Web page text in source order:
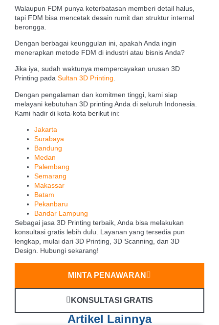
Walaupun FDM punya keterbatasan memberi detail halus,
tapi FDM bisa mencetak desain rumit dan struktur internal
berongga.
Dengan berbagai keunggulan ini, apakah Anda ingin
menerapkan metode FDM di industri atau bisnis Anda?
Jika iya, sudah waktunya mempercayakan urusan 3D
Printing pada Sultan 3D Printing.
Dengan pengalaman dan komitmen tinggi, kami siap
melayani kebutuhan 3D printing Anda di seluruh Indonesia.
Kami hadir di kota-kota berikut ini:
Jakarta
Surabaya
Bandung
Medan
Palembang
Semarang
Makassar
Batam
Pekanbaru
Bandar Lampung
Sebagai jasa 3D Printing terbaik, Anda bisa melakukan
konsultasi gratis lebih dulu. Layanan yang tersedia pun
lengkap, mulai dari 3D Printing, 3D Scanning, dan 3D
Design. Hubungi sekarang!
MINTA PENAWARAN
KONSULTASI GRATIS
Artikel Lainnya